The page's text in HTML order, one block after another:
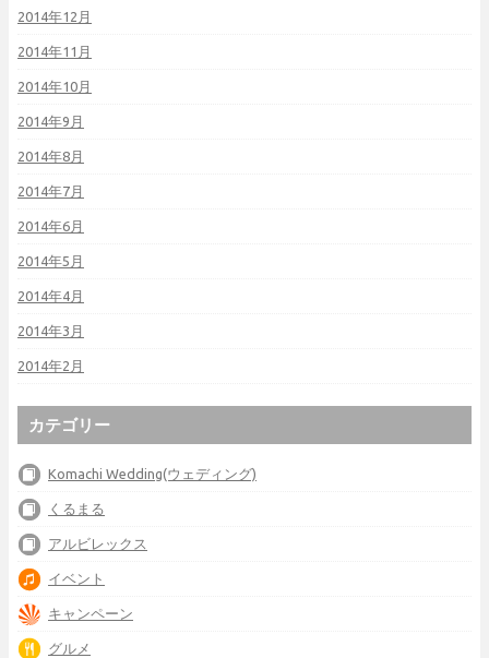
2014年12月
2014年11月
2014年10月
2014年9月
2014年8月
2014年7月
2014年6月
2014年5月
2014年4月
2014年3月
2014年2月
カテゴリー
Komachi Wedding(ウェディング)
くるまる
アルビレックス
イベント
キャンペーン
グルメ